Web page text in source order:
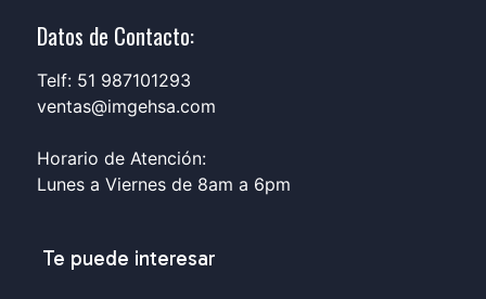
Datos de Contacto:
Telf: 51 987101293
ventas@imgehsa.com
Horario de Atención:
Lunes a Viernes de 8am a 6pm
Te puede interesar